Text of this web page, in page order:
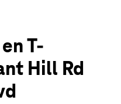
30096
en T-
Hill Rd